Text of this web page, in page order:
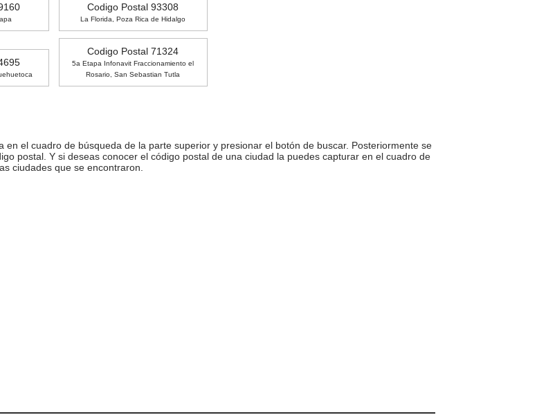
Codigo Postal 93308
La Florida, Poza Rica de Hidalgo
Codigo Postal 71324
5a Etapa Infonavit Fraccionamiento el
Rosario, San Sebastian Tutla
el cuadro de búsqueda de la parte superior y presionar el botón de buscar. Posteriormente se
postal. Y si deseas conocer el código postal de una ciudad la puedes capturar en el cuadro de
ciudades que se encontraron.